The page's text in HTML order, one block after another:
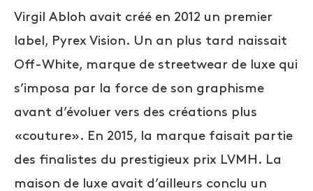
Virgil Abloh avait créé en 2012 un premier
label, Pyrex Vision. Un an plus tard naissait
Off-White, marque de streetwear de luxe qui
s’imposa par la force de son graphisme
avant d’évoluer vers des créations plus
«couture». En 2015, la marque faisait partie
des finalistes du prestigieux prix LVMH. La
maison de luxe avait d’ailleurs conclu un